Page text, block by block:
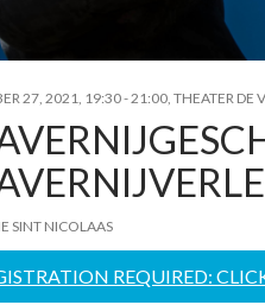
27, 2021, 19:30-21:00, THEATER DE
SINT NICOLAAS
REQUIRED: